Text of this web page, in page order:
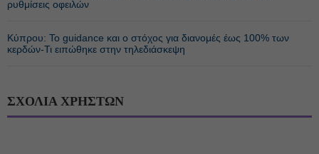
ρυθμίσεις οφειλών
Κύπρου: Το guidance και ο στόχος για διανομές έως 100% των
κερδών-Τι ειπώθηκε στην τηλεδιάσκεψη
ΣΧΟΛΙΑ ΧΡΗΣΤΩΝ